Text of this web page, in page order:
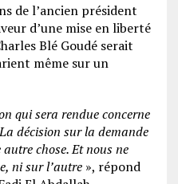
de l’ancien président
d’une mise en liberté
Blé Goudé serait
même sur un
qui sera rendue concerne
décision sur la demande
chose. Et nous ne
ni sur l’autre», répond